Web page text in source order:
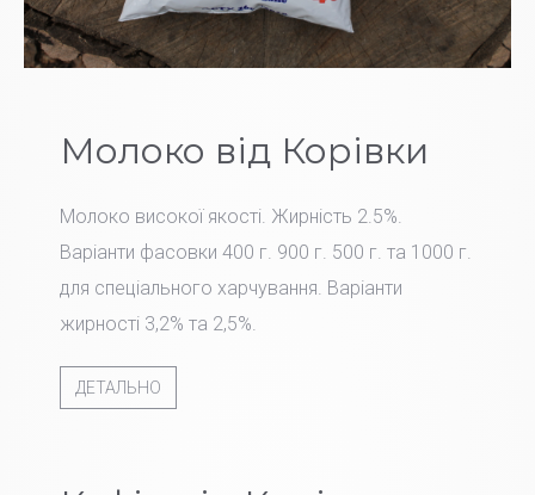
Молоко від Корівки
Молоко високої якості. Жирність 2.5%.
Варіанти фасовки 400 г. 900 г. 500 г. та 1000 г.
для спеціального харчування. Варіанти
жирності 3,2% та 2,5%.
ДЕТАЛЬНО